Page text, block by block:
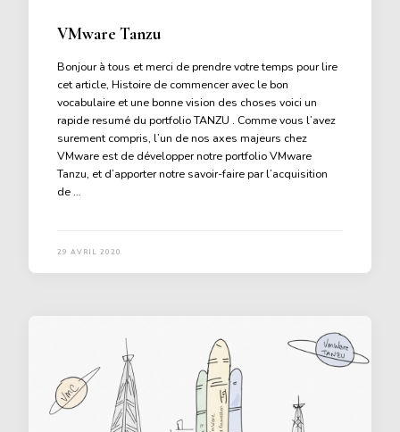
VMware Tanzu
Bonjour à tous et merci de prendre votre temps pour lire
cet article, Histoire de commencer avec le bon
vocabulaire et une bonne vision des choses voici un
rapide resumé du portfolio TANZU . Comme vous l’avez
surement compris, l’un de nos axes majeurs chez
VMware est de développer notre portfolio VMware
Tanzu, et d’apporter notre savoir-faire par l’acquisition
de …
29 AVRIL 2020